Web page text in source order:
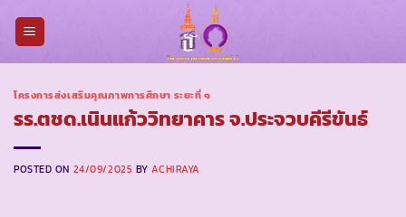
โครงการส่งเสริมคุณภาพการศึกษา ระยะที่ ๑
รร.ตชด.เนินแก้ววิทยาคาร จ.ประจวบคีรีขันธ์
POSTED ON 24/09/2025 BYACHIRAYA